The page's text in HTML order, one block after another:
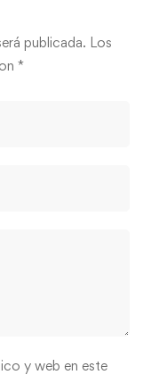
publicada. Los
*
y web en este